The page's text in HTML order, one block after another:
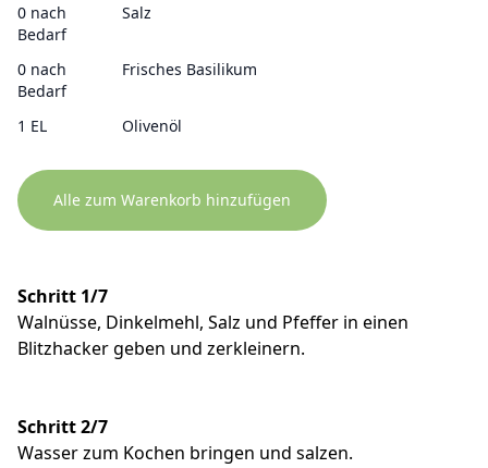
0 nach
Bedarf
Salz
0 nach
Bedarf
Frisches Basilikum
1 EL Olivenöl
Alle zum Warenkorb hinzufügen
Schritt 1/7
Walnüsse, Dinkelmehl, Salz und Pfeffer in einen
Blitzhacker geben und zerkleinern.
Schritt 2/7
Wasser zum Kochen bringen und salzen.